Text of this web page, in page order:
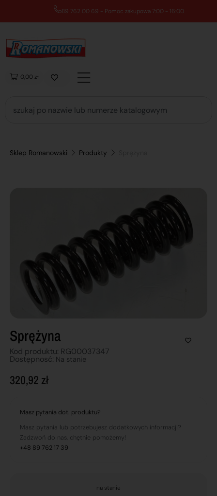
89 762 00 69 - Pomoc zakupowa 7:00 - 16:00
0,00 zł
Sklep Romanowski Produkty
Sprężyna
Kod produktu: RG00037347
Dostępnosć: Na stanie
320,92 zł
Masz pytania dot. produktu?
Masz pytania lub potrzebujesz dodatkowych informacji?
Zadzwoń do nas, chętnie pomożemy!
+48 89 762 17 39
na stanie